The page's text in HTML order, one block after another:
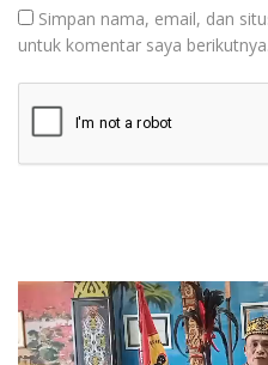
Simpan nama, email, dan
untuk komentar saya berikutnya.
Pemutar
Video